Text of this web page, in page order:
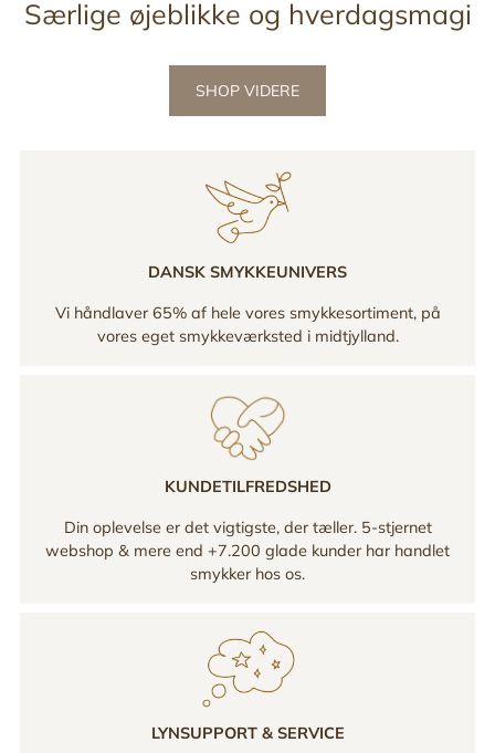
Særlige øjeblikke og hverdagsmagi
SHOP VIDERE
DANSK SMYKKEUNIVERS
Vi håndlaver 65% af hele vores smykkesortiment, på
vores eget smykkeværksted i midtjylland.
KUNDETILFREDSHED
Din oplevelse er det vigtigste, der tæller. 5-stjernet
webshop & mere end +7.200 glade kunder har handlet
smykker hos os.
LYNSUPPORT & SERVICE